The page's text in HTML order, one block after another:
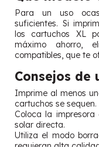
Para un uso
suficientes. Si
los cartuchos XL
máximo ahorro,
compatibles, que te
Consejos de
Imprime al menos
cartuchos se sequen.
Coloca la
solar directa.
Utiliza el modo